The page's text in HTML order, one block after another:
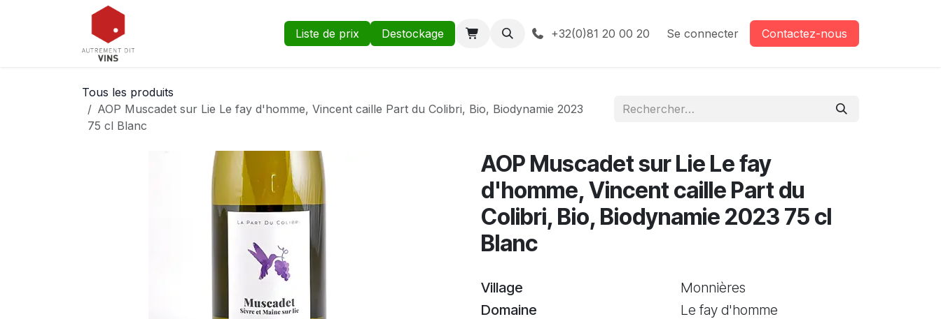
Se rendre au contenu
Liste de prix Destockage +32(0)81 20 00 20 Se connecter Contactez-nous
Tous les produits
AOP Muscadet sur Lie Le fay d'homme, Vincent caille Part du Colibri, Bio, Biodynamie 2023
75 cl Blanc
AOP Muscadet sur Lie Le fay
d'homme, Vincent caille Part du
Colibri, Bio, Biodynamie 2023 75 cl
Blanc
Village
Monnières
Domaine
Le fay d'homme